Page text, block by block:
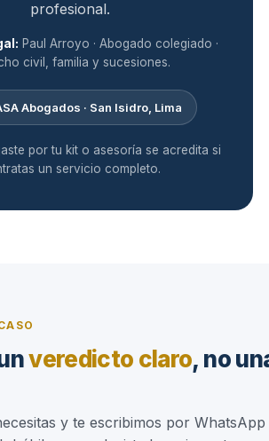
profesional.
Paul Arroyo · Abogado colegiado ·
civil, familia y sucesiones.
Abogados · San Isidro, Lima
por tu kit o asesoría se acredita si
un servicio completo.
veredicto claro, no
y te escribimos por WhatsApp